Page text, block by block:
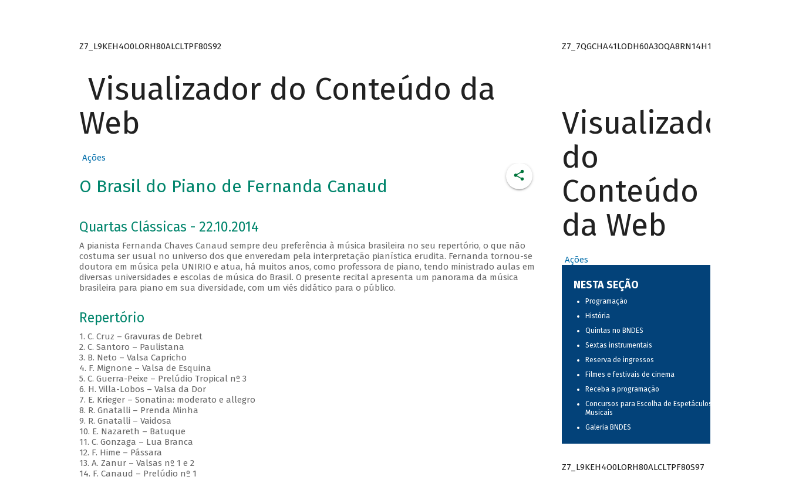
Z7_L9KEH4O0LORH80ALCLTPF80S92
Visualizador do Conteúdo da
Web
Ações
O Brasil do Piano de Fernanda Canaud
Quartas Clássicas - 22.10.2014
A pianista Fernanda Chaves Canaud sempre deu preferência à música brasileira no seu repertório, o que não
costuma ser usual no universo dos que enveredam pela interpretação pianística erudita. Fernanda tornou-se
doutora em música pela UNIRIO e atua, há muitos anos, como professora de piano, tendo ministrado aulas em
diversas universidades e escolas de música do Brasil. O presente recital apresenta um panorama da música
brasileira para piano em sua diversidade, com um viés didático para o público.
Repertório
1. C. Cruz – Gravuras de Debret
2. C. Santoro – Paulistana
3. B. Neto – Valsa Capricho
4. F. Mignone – Valsa de Esquina
5. C. Guerra-Peixe – Prelúdio Tropical nº 3
6. H. Villa-Lobos – Valsa da Dor
7. E. Krieger – Sonatina: moderato e allegro
8. R. Gnatalli – Prenda Minha
9. R. Gnatalli – Vaidosa
10. E. Nazareth – Batuque
11. C. Gonzaga – Lua Branca
12. F. Hime – Pássara
13. A. Zanur – Valsas nº 1 e 2
14. F. Canaud – Prelúdio nº 1
Z7_7QGCHA41LODH60A3OQA8RN14H1
Visualizador
do
Conteúdo
da Web
Ações
NESTA SEÇÃO
Programação
História
Quintas no BNDES
Sextas instrumentais
Reserva de ingressos
Filmes e festivais de cinema
Receba a programação
Concursos para Escolha de Espetáculos
Musicais
Galeria BNDES
Z7_L9KEH4O0LORH80ALCLTPF80S97